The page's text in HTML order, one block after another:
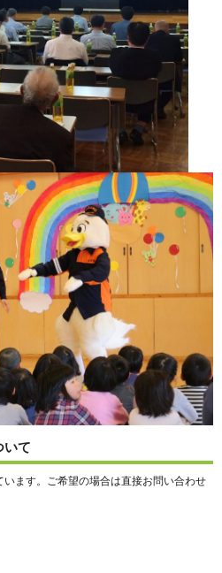
いて
ます。ご希望の場合は直接お問い合わせ